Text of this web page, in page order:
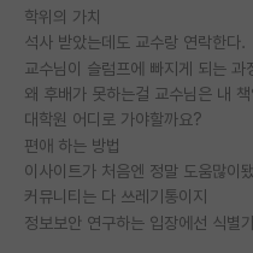
학위의 가치
석사 받았는데도 교수랑 연락한다.
교수님이 슬럼프에 빠지게 되는 과
대학원 어디로 가야할까요?
편애 하는 방법
이사이트가 처음엔 정말 도움많이됐
커뮤니티는 다 쓰레기통이지